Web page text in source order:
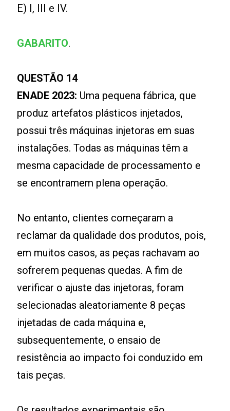
E) I, III e IV.
GABARITO.
QUESTÃO 14
ENADE 2023: Uma pequena fábrica, que
produz artefatos plásticos injetados,
possui três máquinas injetoras em suas
instalações. Todas as máquinas têm a
mesma capacidade de processamento e
se encontramem plena operação.
No entanto, clientes começaram a
reclamar da qualidade dos produtos, pois,
em muitos casos, as peças rachavam ao
sofrerem pequenas quedas. A fim de
verificar o ajuste das injetoras, foram
selecionadas aleatoriamente 8 peças
injetadas de cada máquina e,
subsequentemente, o ensaio de
resistência ao impacto foi conduzido em
tais peças.